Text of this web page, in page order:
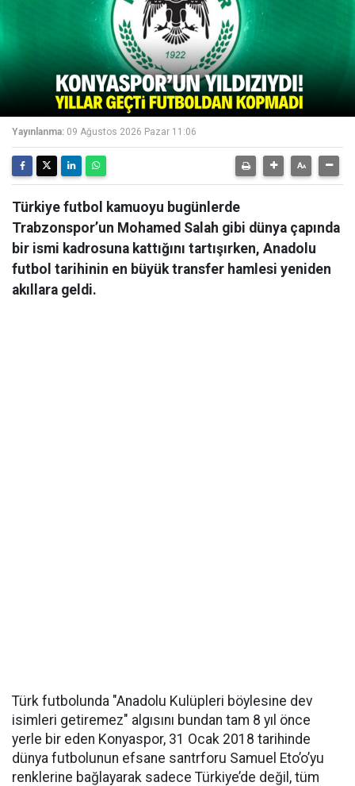
Yayınlanma: 09 Ağustos 2026 Pazar 11:06
Türkiye futbol kamuoyu bugünlerde
Trabzonspor’un Mohamed Salah gibi dünya çapında
bir ismi kadrosuna kattığını tartışırken, Anadolu
futbol tarihinin en büyük transfer hamlesi yeniden
akıllara geldi.
Türk futbolunda "Anadolu Kulüpleri böylesine dev
isimleri getiremez" algısını bundan tam 8 yıl önce
yerle bir eden Konyaspor, 31 Ocak 2018 tarihinde
dünya futbolunun efsane santrforu Samuel Eto’o’yu
renklerine bağlayarak sadece Türkiye’de değil, tüm